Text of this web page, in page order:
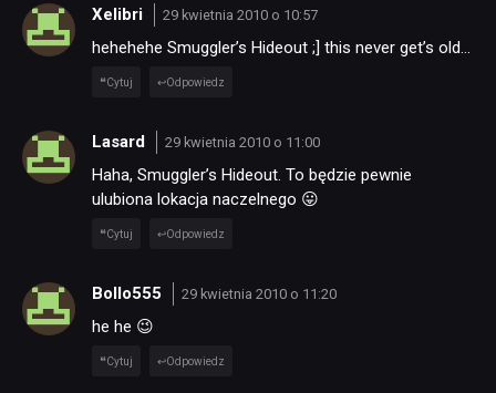
RECENZJE
PUBLICYSTYKA
KULTURA
RETRO
TECHNOLOGIE
DYSKUSJE
Xelibri 29 kwietnia 2010 o 10:57
hehehehe Smuggler’s Hideout ;] this never get’s old…
Cytuj Odpowiedz
Lasard 29 kwietnia 2010 o 11:00
Haha, Smuggler’s Hideout. To będzie pewnie
ulubiona lokacja naczelnego 😛
Cytuj Odpowiedz
Bollo555 29 kwietnia 2010 o 11:20
he he 😉
Cytuj Odpowiedz